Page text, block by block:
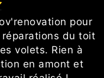
pour
du toit
volets. Rien à
en amont et